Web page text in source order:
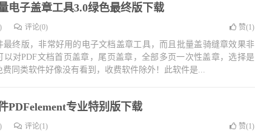
电子盖章工具3.0绿色最终版下载
评论(0) 赞(1)
最终版，非常好用的电子文档盖章工具，而且批量盖骑缝章效果非
以对PDF文档首页盖章，尾页盖章，全部多页一次性盖章，选择是
同类软件好像没有看到，收费软件除外！此软件是...
PDFelement专业特别版下载
评论(1) 赞(1)